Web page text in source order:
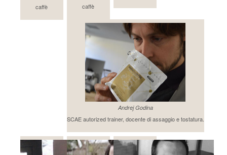
caffè
caffè
Andrej Godina
SCAE autorized trainer, docente di assaggio e tostatura.